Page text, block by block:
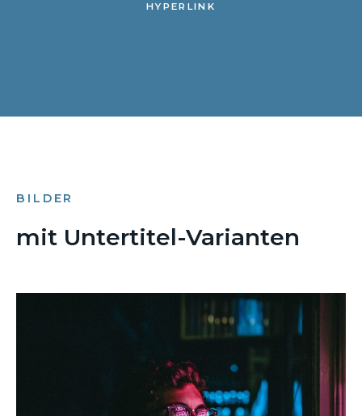
HYPERLINK
BILDER
mit Untertitel-Varianten